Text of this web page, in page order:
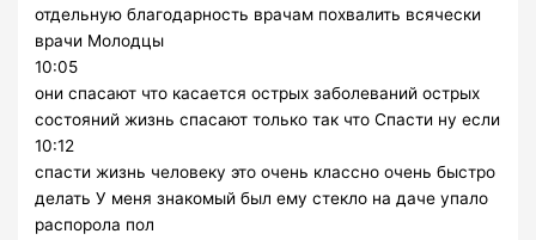
отдельную благодарность врачам похвалить всячески
врачи Молодцы
10:05
они спасают что касается острых заболеваний острых
состояний жизнь спасают только так что Спасти ну если
10:12
спасти жизнь человеку это очень классно очень быстро
делать У меня знакомый был ему стекло на даче упало
распорола пол